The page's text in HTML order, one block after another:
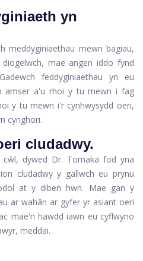
yn
meddyginiaethau mewn bagiau,
mae angen iddo fynd
feddyginiaethau yn eu
amser a'u rhoi y tu mewn i fag
y tu mewn i'r cynhwysydd oeri,
cynghori.
cludadwy.
dywed Dr. Tomaka fod yna
cludadwy y gallwch eu prynu
at y diben hwn. Mae gan y
ar wahân ar gyfer yr asiant oeri
mae'n hawdd iawn eu cyflwyno
meddai.